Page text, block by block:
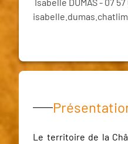
Le territoire de la